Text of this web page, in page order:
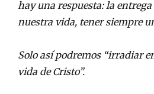
hay una respuesta: la
nuestra vida, tener siempre
Solo así podremos “irradiar
vida de Cristo”.